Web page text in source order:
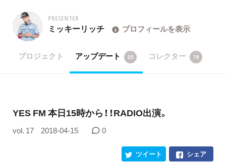
PRESENTER
ミッキーリッチ プロフィールを表示
プロジェクト アップデート 25 コレクター 78
YES FM 本日15時から！！RADIO出演。
vol. 17 2018-04-15 0
シェア
ツイート